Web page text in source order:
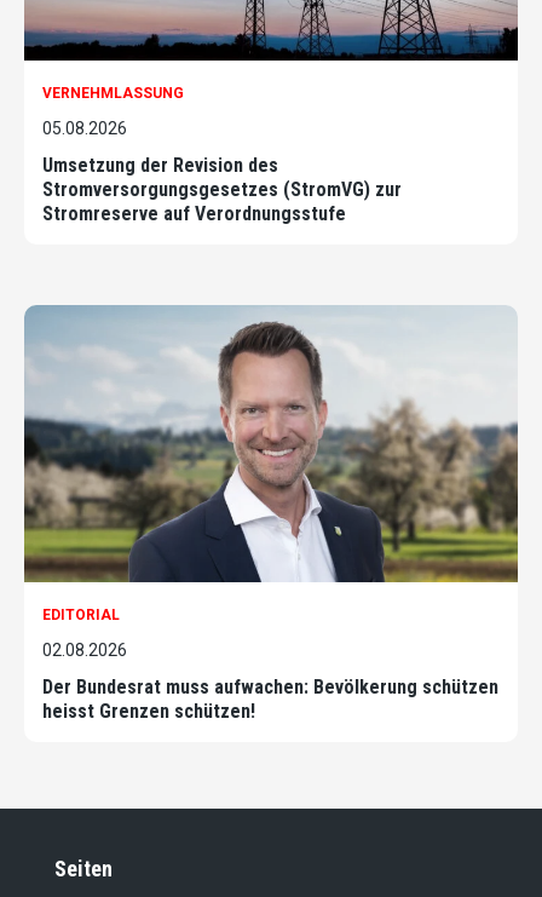
VERNEHMLASSUNG
05.08.2026
Umsetzung der Revision des
Stromversorgungsgesetzes (StromVG) zur
Stromreserve auf Verordnungsstufe
EDITORIAL
02.08.2026
Der Bundesrat muss aufwachen: Bevölkerung schützen
heisst Grenzen schützen!
Seiten